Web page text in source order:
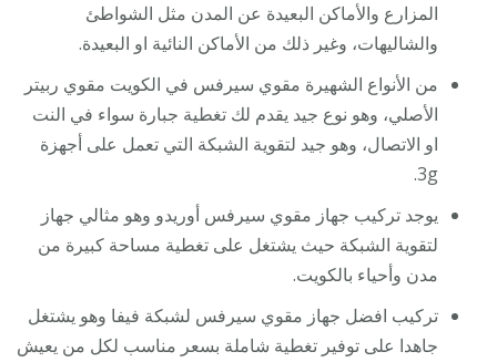
المزارع والأماكن البعيدة عن المدن مثل الشواطئ
والشاليهات، وغير ذلك من الأماكن النائية او البعيدة.
من الأنواع الشهيرة مقوي سيرفس في الكويت مقوي ربيتر
الأصلي، وهو نوع جيد يقدم لك تغطية جبارة سواء في النت
او الاتصال، وهو جيد لتقوية الشبكة التي تعمل على أجهزة
3g.
يوجد تركيب جهاز مقوي سيرفس أوريدو وهو مثالي جهاز
لتقوية الشبكة حيث يشتغل على تغطية مساحة كبيرة من
مدن وأحياء بالكويت.
تركيب افضل جهاز مقوي سيرفس لشبكة فيفا وهو يشتغل
جاهدا على توفير تغطية شاملة بسعر مناسب لكل من يعيش